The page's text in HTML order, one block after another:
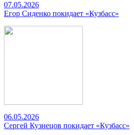
07.05.2026
Егор Сиденко покидает «Кузбасс»
06.05.2026
Сергей Кузнецов покидает «Кузбасс»